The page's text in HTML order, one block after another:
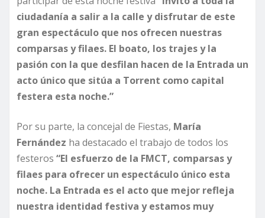
ciudadanía a salir a la calle y disfrutar de este
gran espectáculo que nos ofrecen nuestras
comparsas y filaes. El boato, los trajes y la
pasión con la que desfilan hacen de la Entrada un
acto único que sitúa a Torrent como capital
festera esta noche.”
Por su parte, la concejal de Fiestas, María
Fernández ha destacado el trabajo de todos los
festeros “El esfuerzo de la FMCT, comparsas y
filaes para ofrecer un espectáculo único esta
noche. La Entrada es el acto que mejor refleja
nuestra identidad festiva y estamos muy